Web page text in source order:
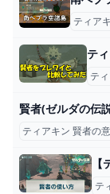
ティア
テ
賢者(ゼルダの伝
ティアキン 賢者の
テ